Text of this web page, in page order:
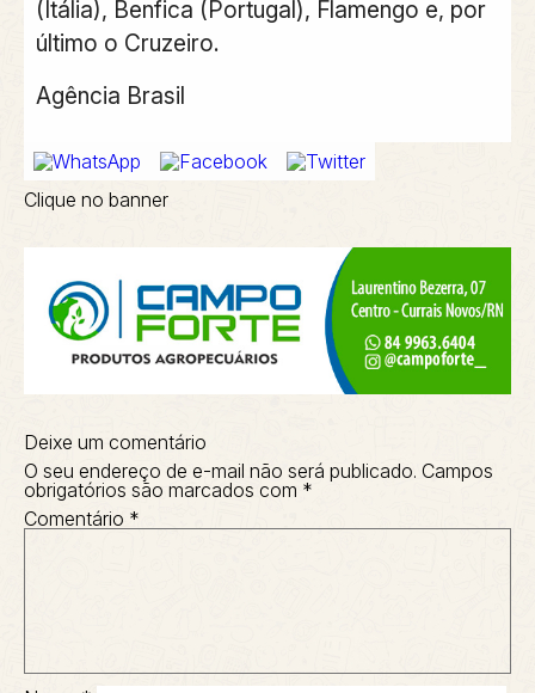
(Itália), Benfica (Portugal), Flamengo e, por
último o Cruzeiro.
Agência Brasil
Clique no banner
Deixe um comentário
O seu endereço de e-mail não será publicado. Campos
obrigatórios são marcados com *
Comentário *